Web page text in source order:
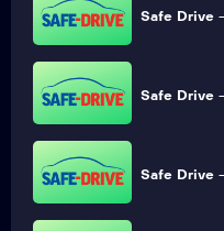
Safe Drive
Safe Drive
Safe Drive